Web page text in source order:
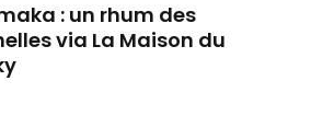
: un rhum des
via La Maison du